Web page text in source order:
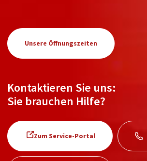
Unsere Öffnungszeiten
Kontaktieren Sie uns:
Sie brauchen Hilfe?
Zum Service-Portal